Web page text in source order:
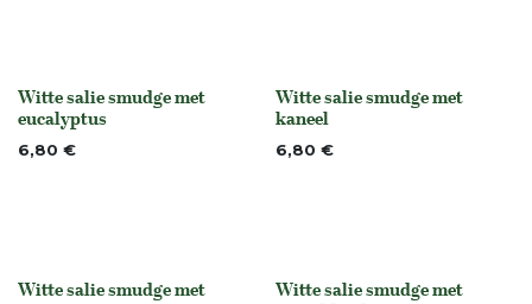
None
Witte salie smudge met
eucalyptus
6,80 €
None
Witte salie smudge met
kaneel
6,80 €
Witte salie smudge met Witte salie smudge met